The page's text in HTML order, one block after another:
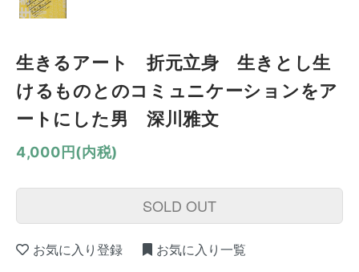
生きるアート 折元立身 生きとし生
けるものとのコミュニケーションをア
ートにした男 深川雅文
4,000円(内税)
SOLD OUT
お気に入り登録 お気に入り一覧